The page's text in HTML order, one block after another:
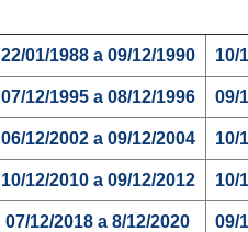
22/01/1988 a 09/12/1990 10/
07/12/1995 a 08/12/1996 09/
06/12/2002 a 09/12/2004 10/
10/12/2010 a 09/12/2012 10/
07/12/2018 a 8/12/2020 09/